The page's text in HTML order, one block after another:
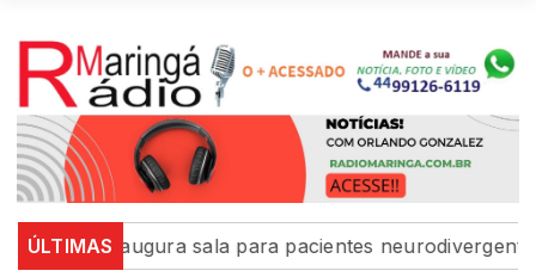
ÚLTIMAS
inaugura sala para pacientes neurodivergentes na